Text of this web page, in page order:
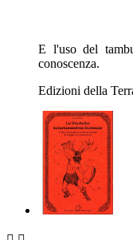
E l'uso del
conoscenza.
Edizioni della